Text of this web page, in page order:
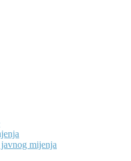
mijenja